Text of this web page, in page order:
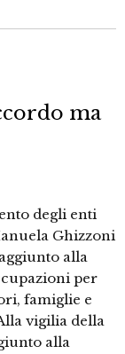
ma
degli enti
Ghizzoni
alla
per
famiglie e
vigilia della
alla